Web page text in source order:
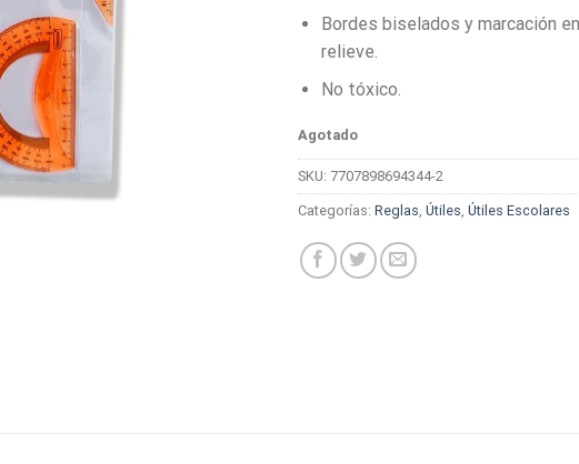
Bordes biselados y marcación
relieve.
No tóxico.
Agotado
SKU: 7707898694344-2
Categorías: Reglas Útiles Útiles Escolares